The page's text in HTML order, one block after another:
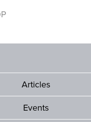
Articles
Events